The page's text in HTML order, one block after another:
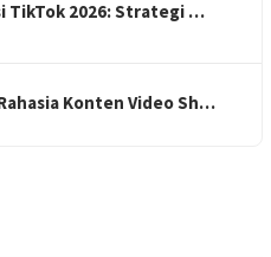
TikTok 2026: Strategi …
Konten Video Sh…